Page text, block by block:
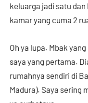
keluarga jadi satu
kamar yang cuma 2
Oh ya lupa. Mbak
saya yang pertama.
rumahnya sendiri di
Madura). Saya sering